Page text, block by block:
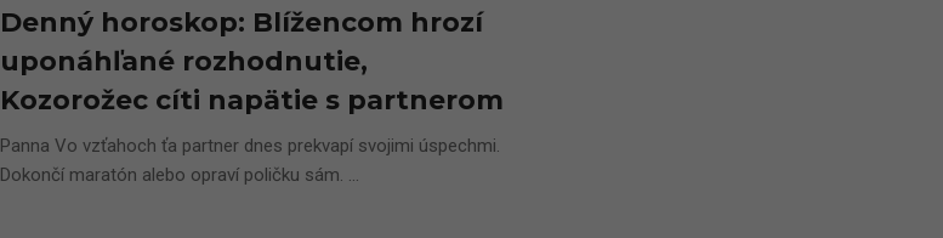
Denný horoskop: Blížencom hrozí
uponáhľané rozhodnutie,
Kozorožec cíti napätie s partnerom
Panna Vo vzťahoch ťa partner dnes prekvapí svojimi úspechmi.
Dokončí maratón alebo opraví poličku sám. ...